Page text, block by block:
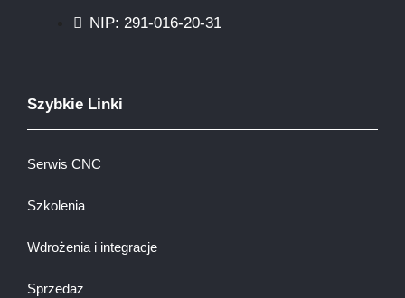
NIP: 291-016-20-31​
Szybkie Linki
Serwis CNC
Szkolenia
Wdrożenia i integracje
Sprzedaż